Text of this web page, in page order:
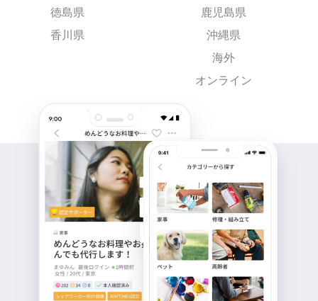
徳島県
香川県
鹿児島県
沖縄県
海外
オンライン